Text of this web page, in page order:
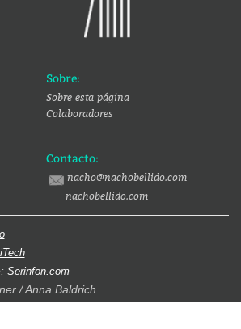
Sobre:
Sobre esta página
Colaboradores
Contacto:
nacho@nachobellido.com
nachobellido.com
Serinfon.com
/ Anna Baldrich